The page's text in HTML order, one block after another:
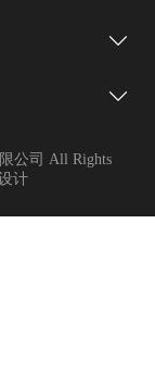
公司 All Rights
计